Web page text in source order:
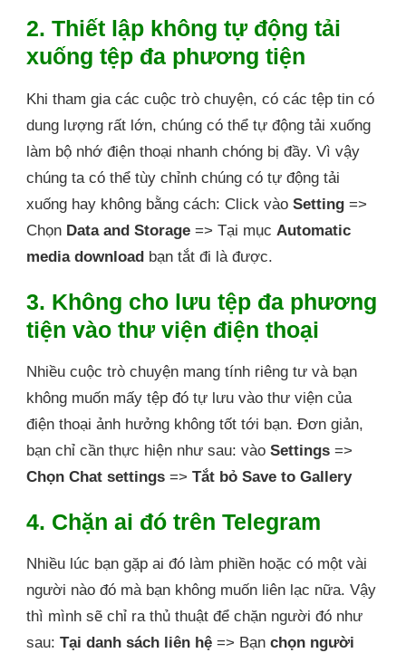
2. Thiết lập không tự động tải
xuống tệp đa phương tiện
Khi tham gia các cuộc trò chuyện, có các tệp tin có
dung lượng rất lớn, chúng có thể tự động tải xuống
làm bộ nhớ điện thoại nhanh chóng bị đầy. Vì vậy
chúng ta có thể tùy chỉnh chúng có tự động tải
xuống hay không bằng cách: Click vào Setting =>
Chọn Data and Storage => Tại mục Automatic
media download bạn tắt đi là được.
3. Không cho lưu tệp đa phương
tiện vào thư viện điện thoại
Nhiều cuộc trò chuyện mang tính riêng tư và bạn
không muốn mấy tệp đó tự lưu vào thư viện của
điện thoại ảnh hưởng không tốt tới bạn. Đơn giản,
bạn chỉ cần thực hiện như sau: vào Settings =>
Chọn Chat settings => Tắt bỏ Save to Gallery
4. Chặn ai đó trên Telegram
Nhiều lúc bạn gặp ai đó làm phiền hoặc có một vài
người nào đó mà bạn không muốn liên lạc nữa. Vậy
thì mình sẽ chỉ ra thủ thuật để chặn người đó như
sau: Tại danh sách liên hệ => Bạn chọn người